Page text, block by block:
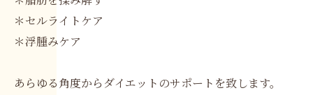
＊セルライトケア
＊浮腫みケア
あらゆる角度からダイエットのサポートを致します。